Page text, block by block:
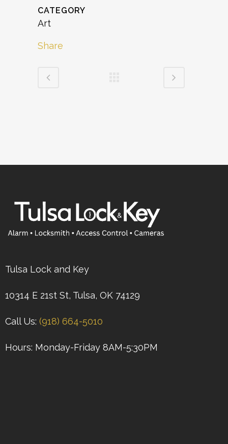
CATEGORY
Art
Share
Tulsa Lock and Key
10314 E 21st St, Tulsa, OK 74129
Call Us: (918) 664-5010
Hours: Monday-Friday 8AM-5:30PM